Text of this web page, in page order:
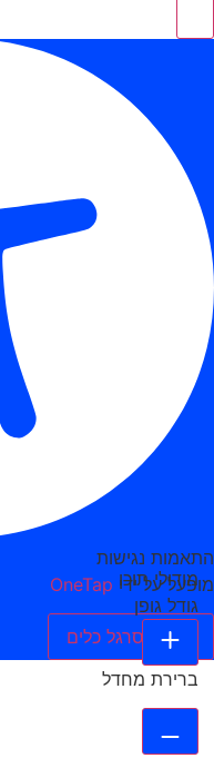
התאמות נגישות
מופעל על ידי OneTap
הסתר סרגל כלים
מודולי תוכן
גודל גופן
ברירת מחדל